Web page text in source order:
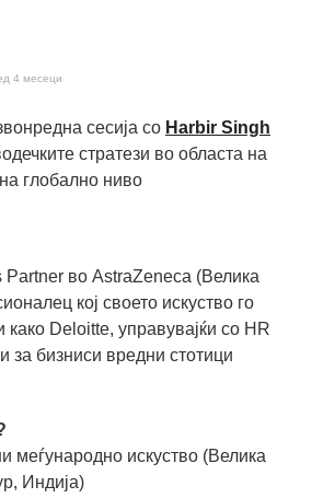
4 месеци
сесија со Harbir Singh
стратези во областа на
глобално ниво
Partner во AstraZeneca (Велика
кој своето искуство го
како Deloitte, управувајќи со HR
за бизниси вредни стотици
меѓународно искуство (Велика
Индија)